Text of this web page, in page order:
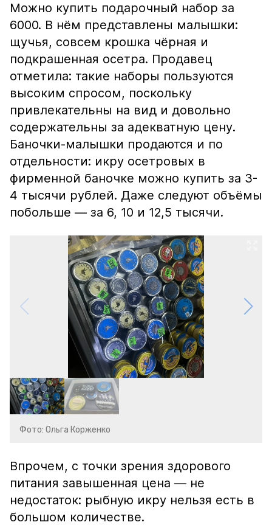
Можно купить подарочный набор за
6000. В нём представлены малышки:
щучья, совсем крошка чёрная и
подкрашенная осетра. Продавец
отметила: такие наборы пользуются
высоким спросом, поскольку
привлекательны на вид и довольно
содержательны за адекватную цену.
Баночки-малышки продаются и по
отдельности: икру осетровых в
фирменной баночке можно купить за 3-
4 тысячи рублей. Даже следуют объёмы
побольше — за 6, 10 и 12,5 тысячи.
Фото: Ольга Корженко
Впрочем, с точки зрения здорового
питания завышенная цена — не
недостаток: рыбную икру нельзя есть в
большом количестве.